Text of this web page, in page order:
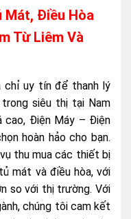
Mát, Điều Hòa
Từ Liêm Và
chỉ uy tín để thanh lý
siêu thị tại Nam
cao, Điện Máy – Điện
hoàn hảo cho bạn.
thu mua các thiết bị
mát và điều hòa, với
so với thị trường. Với
chúng tôi cam kết